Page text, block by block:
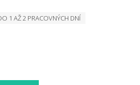
1 AŽ 2 PRACOVNÝCH DNÍ